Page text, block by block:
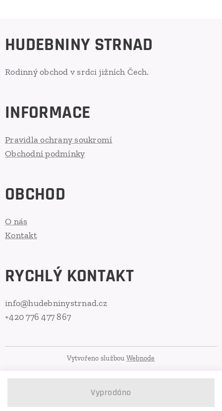
Vyprodáno
HUDEBNINY STRNAD
Rodinný obchod v srdci jižních Čech.
INFORMACE
Pravidla ochrany soukromí
Obchodní podmínky
OBCHOD
O nás
Kontakt
RYCHLÝ KONTAKT
info@hudebninystrnad.cz
+420 776 477 867
Vytvořeno službou Webnode